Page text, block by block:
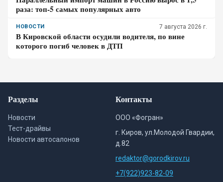
раза: топ-5 самых популярных авто
НОВОСТИ 7 августа 2026 г.
В Кировской области осудили водителя, по вине
которого погиб человек в ДТП
Разделы
Новости
Тест-драйвы
Новости автосалонов
Контакты
ООО «Фогран»
г. Киров, ул.Молодой Гвардии,
д.82
redaktor@gorodkirov.ru
+7(922)923-82-09